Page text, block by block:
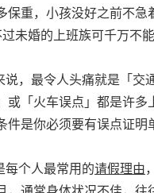
保重，小孩没好之前不
未婚的上班族可千万不
，最令人头痛就是「
或「火车误点」都是许
是你必须要有误点证明
每个人最常用的请假理由